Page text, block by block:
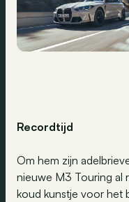
Recordtijd
Om hem zijn
nieuwe M3 Touring al
koud kunstje voor het